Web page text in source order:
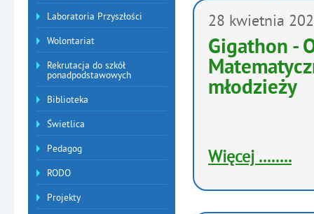
Laboratoria Przyszłości
Wolontariat
Rekrutacja do szkół
ponadpodstawowych
Biblioteka
Świetlica
Pedagog
RODO
Projekty
Artykuły
28 kwietnia
Gigathon -
młodzieży
Więcej ........